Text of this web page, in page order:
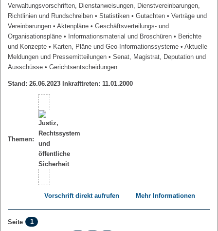
Verwaltungsvorschriften, Dienstanweisungen, Dienstvereinbarungen,
Richtlinien und Rundschreiben • Statistiken • Gutachten • Verträge und
Vereinbarungen • Aktenpläne • Geschäftsverteilungs- und
Organisationspläne • Informationsmaterial und Broschüren • Berichte
und Konzepte • Karten, Pläne und Geo-Informationssysteme • Aktuelle
Meldungen und Pressemitteilungen • Senat, Magistrat, Deputation und
Ausschüsse • Gerichtsentscheidungen
Stand: 26.06.2023 Inkrafttreten: 11.01.2000
Themen:
Vorschrift direkt aufrufen Mehr Informationen
Seite
1